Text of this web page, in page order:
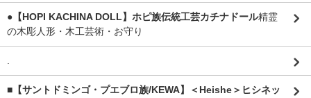
●【HOPI KACHINA DOLL】ホピ族伝統工芸カチナドール精霊
の木彫人形・木工芸術・お守り
.
■【サントドミンゴ・プエブロ族/KEWA】＜Heishe＞ヒシネッ